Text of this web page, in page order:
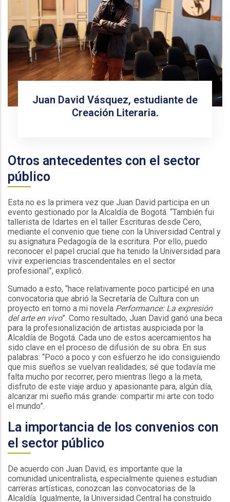
Juan David Vásquez, estudiante de
Creación Literaria.
Otros antecedentes con el sector
público
Esta no es la primera vez que Juan David participa en un
evento gestionado por la Alcaldía de Bogotá. “También fui
tallerista de Idartes en el taller Escrituras desde Cero,
mediante el convenio que tiene con la Universidad Central y
su asignatura Pedagogía de la escritura. Por ello, puedo
reconocer el papel crucial que ha tenido la Universidad para
vivir experiencias trascendentales en el sector
profesional”, explicó.
Sumado a esto, “hace relativamente poco participé en una
convocatoria que abrió la Secretaría de Cultura con un
proyecto en torno a mi novela Performance: La expresión
del arte en vivo”. Como resultado, Juan David ganó una beca
para la profesionalización de artistas auspiciada por la
Alcaldía de Bogotá. Cada uno de estos acercamientos ha
sido clave en el proceso de difusión de su obra. En sus
palabras: “Poco a poco y con esfuerzo he ido consiguiendo
que mis sueños se vuelvan realidades; sé que todavía me
falta mucho por recorrer, pero mientras llego a la meta,
disfruto de este viaje arduo y apasionante para, algún día,
alcanzar mi sueño más grande: compartir mi arte con todo
el mundo”.
La importancia de los convenios con
el sector público
De acuerdo con Juan David, es importante que la
comunidad unicentralista, especialmente quienes estudian
carreras artísticas, conozcan las convocatorias de la
Alcaldía. Igualmente, la Universidad Central ha construido